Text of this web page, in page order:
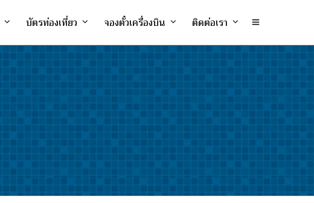
บัตรท่องเที่ยว จองตั๋วเครื่องบิน ติดต่อเรา